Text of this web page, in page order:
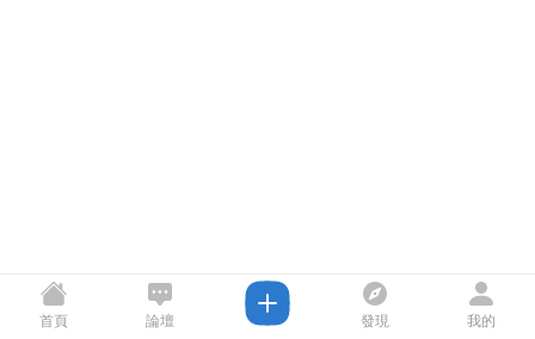
首頁 論壇 發現 我的